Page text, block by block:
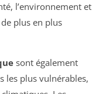
l’environnement et
plus en plus
sont également
les plus vulnérables,